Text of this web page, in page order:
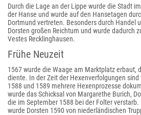
Durch die Lage an der Lippe wurde die Stadt
der Hanse und wurde auf den Hansetagen
Dortmund vertreten. Besonders durch Handel
Dorsten großen Reichtum und wurde dadurch
Vestes Recklinghausen.
Frühe Neuzeit
1567 wurde die Waage am Marktplatz erbaut,
diente. In der Zeit der Hexenverfolgungen
1588 und 1589 mehrere Hexenprozesse
wurde das Schicksal von Margarethe Burich,
die im September 1588 bei der Folter
wurde Dorsten 1590 von niederländischen